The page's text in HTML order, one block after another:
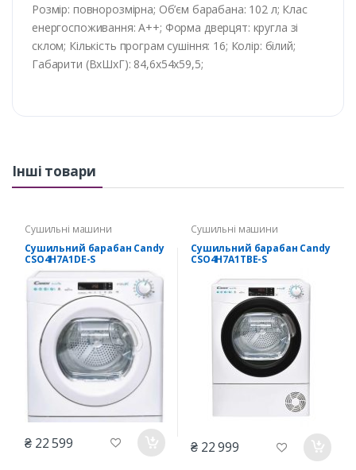
Розмір: повнорозмірна; Об’єм барабана: 102 л; Клас
енергоспоживання: A++; Форма дверцят: кругла зі
склом; Кількість програм сушіння: 16; Колір: білий;
Габарити (ВхШхГ): 84,6х54х59,5;
Інші товари
Сушильні машини
Сушильний барабан Candy
CSO4H7A1DE-S
₴ 22 599
Сушильні машини
Сушильний барабан Candy
CSO4H7A1TBE-S
₴ 22 999